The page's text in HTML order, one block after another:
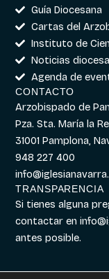
Guía Diocesana
Cartas del
Instituto de
Noticias
Agenda de
CONTACTO
Arzobispado de
Pza. Sta. María la
31001 Pamplona,
948 227 400
TRANSPARENCIA
Si tienes alguna
contactar en
antes posible.